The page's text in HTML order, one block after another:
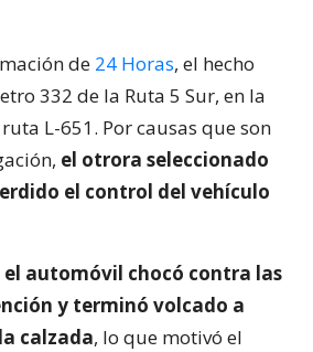
de 24 Horas, el hecho
332 de la Ruta 5 Sur, en la
L-651. Por causas que son
el otrora seleccionado
el control del vehículo
el automóvil chocó contra las
y terminó volcado a
calzada, lo que motivó el